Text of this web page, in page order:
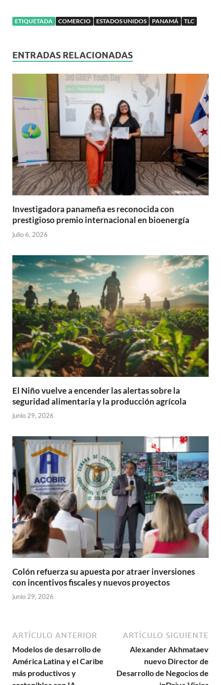
ETIQUETADA COMERCIO ESTADOS UNIDOS PANAMÁ TLC
ENTRADAS RELACIONADAS
Investigadora panameña es reconocida con
prestigioso premio internacional en bioenergía
julio 6, 2026
El Niño vuelve a encender las alertas sobre la
seguridad alimentaria y la producción agrícola
junio 29, 2026
Colón refuerza su apuesta por atraer inversiones
con incentivos fiscales y nuevos proyectos
junio 29, 2026
ARTÍCULO ANTERIOR
Modelos de desarrollo de
América Latina y el Caribe
más productivos y
ARTÍCULO SIGUIENTE
Alexander Akhmataev
nuevo Director de
Desarrollo de Negocios de